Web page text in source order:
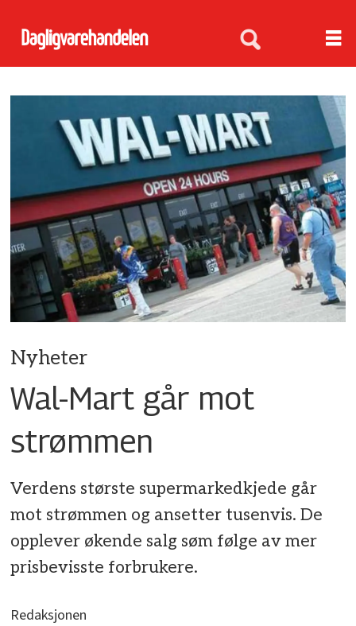
Nyheter
Wal-Mart går mot
strømmen
Verdens største supermarkedkjede går
mot strømmen og ansetter tusenvis. De
opplever økende salg søm følge av mer
prisbevisste forbrukere.
Redaksjonen